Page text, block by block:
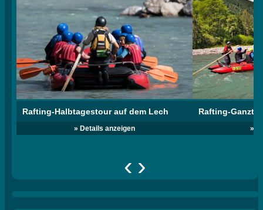
Rafting-Halbtagestour auf dem Lech
» Details anzeigen
Rafting-
»
‹ ›